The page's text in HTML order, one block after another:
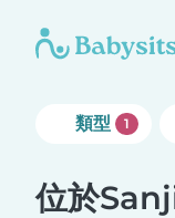
類型 1
位於